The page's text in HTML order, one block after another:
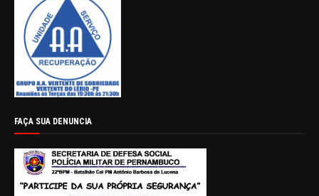
FAÇA SUA DENUNCIA